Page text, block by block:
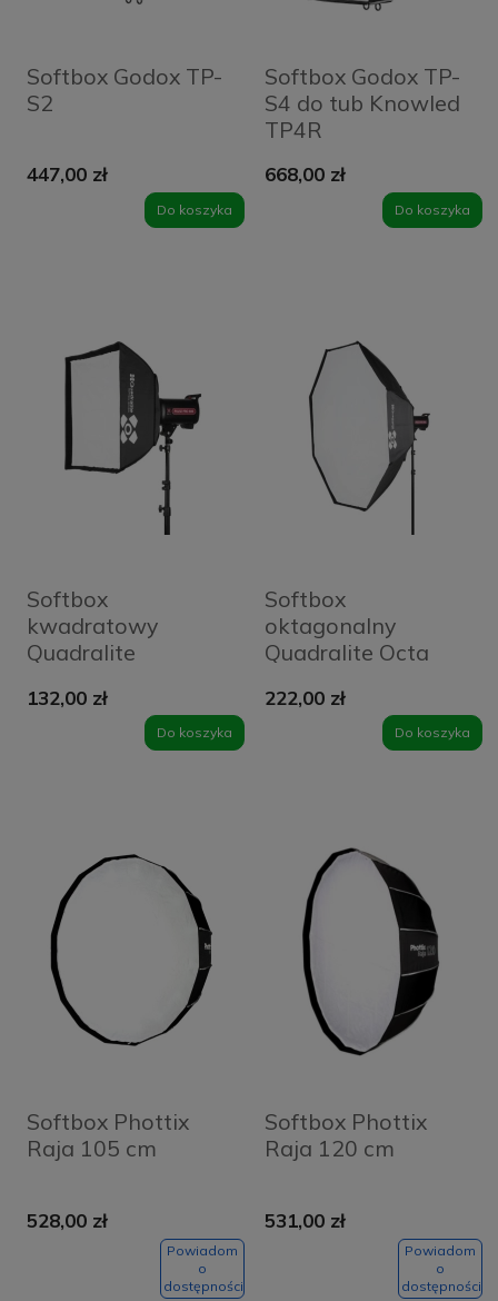
Softbox Godox TP-
S2
447,00 zł
Do koszyka
Softbox Godox TP-
S4 do tub Knowled
TP4R
668,00 zł
Do koszyka
Softbox
kwadratowy
Quadralite
132,00 zł
Do koszyka
Softbox
oktagonalny
Quadralite Octa
222,00 zł
Do koszyka
Softbox Phottix
Raja 105 cm
528,00 zł
Powiadom
o
dostępności
Softbox Phottix
Raja 120 cm
531,00 zł
Powiadom
o
dostępności